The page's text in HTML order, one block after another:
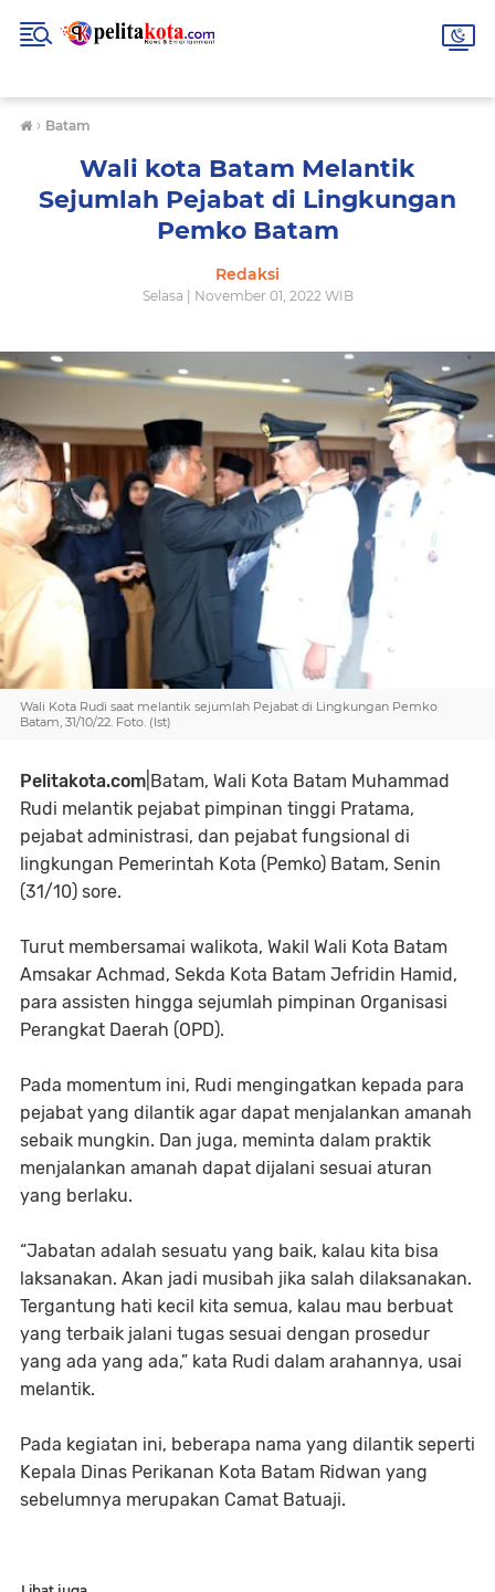
› Batam
Wali kota Batam Melantik
Sejumlah Pejabat di Lingkungan
Pemko Batam
Redaksi
Selasa | November 01, 2022 WIB
Wali Kota Rudi saat melantik sejumlah Pejabat di Lingkungan Pemko
Batam, 31/10/22. Foto. (Ist)
Pelitakota.com |Batam, Wali Kota Batam Muhammad
Rudi melantik pejabat pimpinan tinggi Pratama,
pejabat administrasi, dan pejabat fungsional di
lingkungan Pemerintah Kota (Pemko) Batam, Senin
(31/10) sore.
Turut membersamai walikota, Wakil Wali Kota Batam
Amsakar Achmad, Sekda Kota Batam Jefridin Hamid,
para assisten hingga sejumlah pimpinan Organisasi
Perangkat Daerah (OPD).
Pada momentum ini, Rudi mengingatkan kepada para
pejabat yang dilantik agar dapat menjalankan amanah
sebaik mungkin. Dan juga, meminta dalam praktik
menjalankan amanah dapat dijalani sesuai aturan
yang berlaku.
“Jabatan adalah sesuatu yang baik, kalau kita bisa
laksanakan. Akan jadi musibah jika salah dilaksanakan.
Tergantung hati kecil kita semua, kalau mau berbuat
yang terbaik jalani tugas sesuai dengan prosedur
yang ada yang ada,” kata Rudi dalam arahannya, usai
melantik.
Pada kegiatan ini, beberapa nama yang dilantik seperti
Kepala Dinas Perikanan Kota Batam Ridwan yang
sebelumnya merupakan Camat Batuaji.